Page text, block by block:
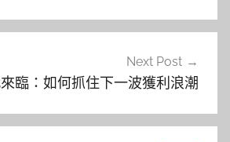
Next Post
臨：如何抓住下一波獲利浪潮